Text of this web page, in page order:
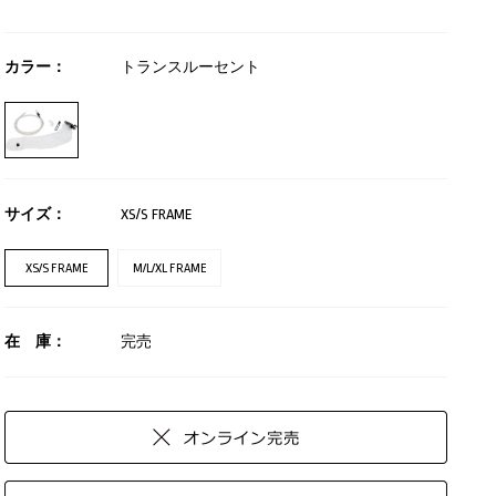
カラー： トランスルーセント
サイズ： XS/S FRAME
XS/S FRAME M/L/XL FRAME
在 庫： 完売